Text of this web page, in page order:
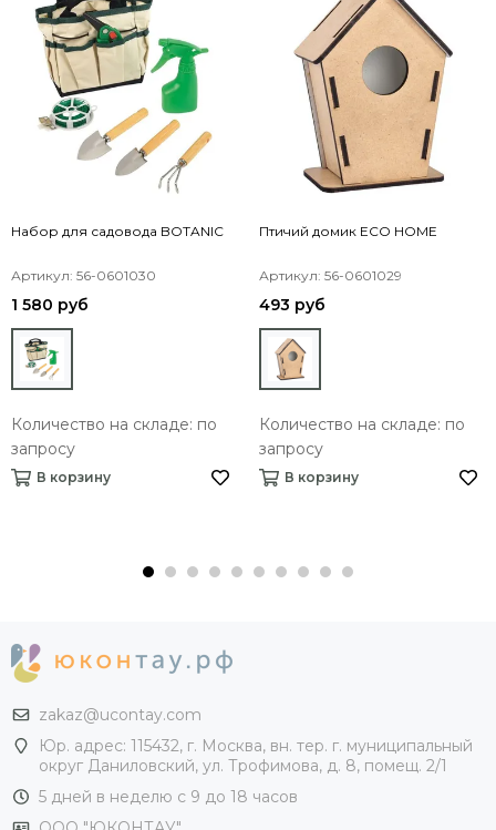
Набор для садовода BOTANIC
Артикул: 56-0601030
1 580 руб
Количество на складе: по
запросу
В корзину
Птичий домик ECO HOME
Артикул: 56-0601029
493 руб
Количество на складе: по
запросу
В корзину
zakaz@ucontay.com
Юр. адрес: 115432, г. Москва, вн. тер. г. муниципальный
округ Даниловский, ул. Трофимова, д. 8, помещ. 2/1
5 дней в неделю с 9 до 18 часов